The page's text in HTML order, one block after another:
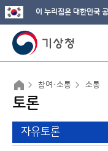
이 누리집은 대한민국
참여·소통 소통
토론
자유토론